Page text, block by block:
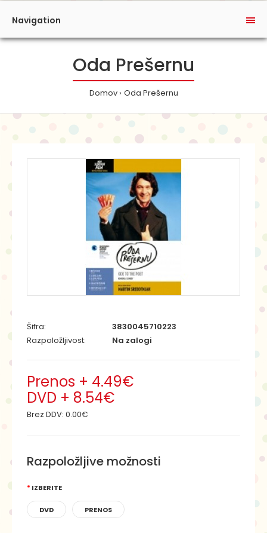
Navigation
Oda Prešernu
Domov Oda Prešernu
Šifra:
3830045710223
Razpoložljivost:
Na zalogi
Prenos + 4.49€
DVD + 8.54€
Brez DDV: 0.00€
Razpoložljive možnosti
IZBERITE
DVD PRENOS